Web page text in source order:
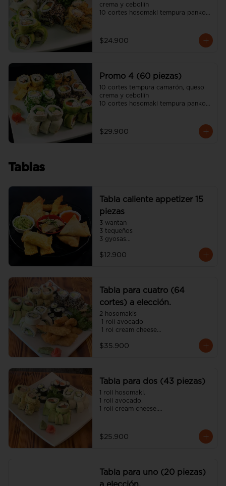
crema y cebollín
10 cortes hosomaki tempura panko
tempura, queso crema y cebollín
10 cortes california sésamo salmón,
(incluye tres salsa soya y dos salsa
unagui, 3 palitos)
$24.900
Promo 4 (60 piezas)
10 cortes tempura camarón, queso
crema y cebollín
10 cortes hosomaki tempura panko
crema y ciboulette
10 cortes california sésamo salmón,
$29.900
Tablas
Tabla caliente appetizer 15
piezas
3 wantan
3 tequeños
3 gyosas
3 camarón panko
$12.900
Tabla para cuatro (64
cortes) a elección.
2 hosomakis
1 roll avocado
1 rol cream cheese
1 roll california
unagui 4 palitos).
$35.900
Tabla para dos (43 piezas)
1 roll hosomaki.
1 roll avocado.
1 roll cream cheese.
$25.900
Tabla para uno (20 piezas)